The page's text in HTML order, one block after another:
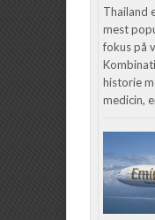
Thailand
mest
fokus på
historie
medicin,